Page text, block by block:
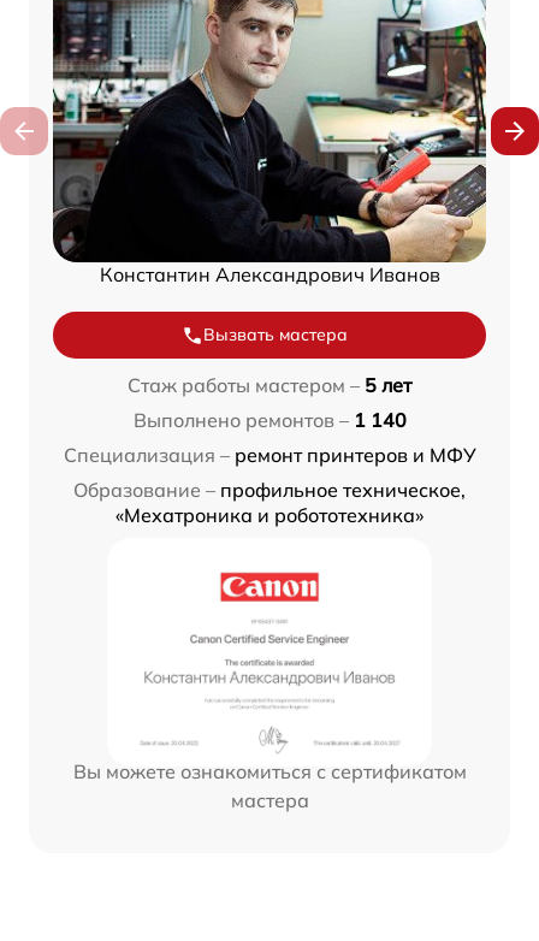
Константин Александрович Иванов
Вызвать мастера
Стаж работы мастером – 5 лет
Выполнено ремонтов – 1 140
Специализация – ремонт принтеров и МФУ
Образование – профильное техническое,
«Мехатроника и робототехника»
Вы можете ознакомиться с сертификатом
мастера